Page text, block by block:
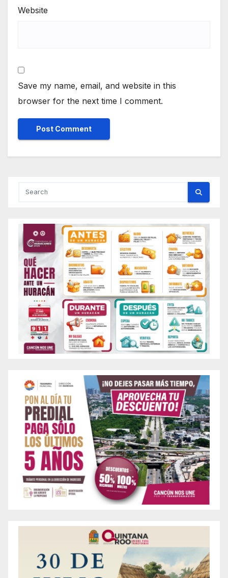
Website
Save my name, email, and website in this
browser for the next time I comment.